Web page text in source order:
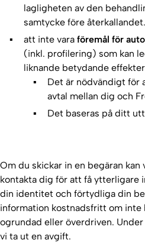
lagligheten av den
samtycke före återkallandet.
att inte vara föremål för
(inkl. profilering) som kan
liknande betydande
Det är nödvändigt för
avtal mellan dig och
Det baseras på ditt
Om du skickar in en begäran
kontakta dig för att få ytterligare
din identitet och förtydliga din
information kostnadsfritt om inte
ogrundad eller överdriven.
vi ta ut en avgift.